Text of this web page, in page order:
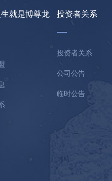
就是博尊龙
投资者关系
投资者关系
公司公告
临时公告